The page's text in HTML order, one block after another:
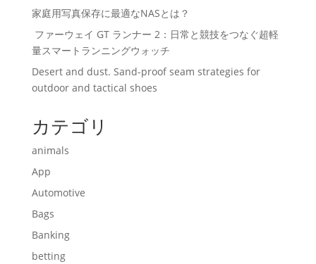
家庭用写真保存に最適なNASとは？
ファーウェイ GT ランナー 2：日常と競技をつなぐ超軽
量スマートランニングウォッチ
Desert and dust. Sand-proof seam strategies for
outdoor and tactical shoes
カテゴリ
animals
App
Automotive
Bags
Banking
betting